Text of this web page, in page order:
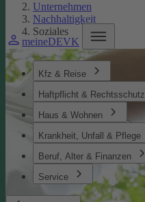
meineDEVK
Kfz & Reise
Haftpflicht & Rechtsschutz
Haus & Wohnen
Krankheit, Unfall & Pflege
Beruf, Alter & Finanzen
Service
Unternehmen
Nachhaltigkeit
Soziales